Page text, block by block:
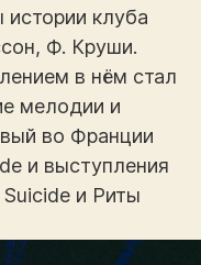
клуба
Ф. Круши.
в нём стал
мелодии и
во Франции
и выступления
и Риты